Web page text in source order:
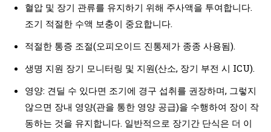
혈압 및 장기 관류를 유지하기 위해 주사액을 투여합니다.
조기 적절한 수액 보충이 중요합니다.
적절한 통증 조절(오피오이드 진통제가 종종 사용됨).
생명 지원 장기 모니터링 및 지원(산소, 장기 부전 시 ICU).
영양: 견딜 수 있다면 조기에 경구 섭취를 권장하며, 그렇지
않으면 장내 영양(관을 통한 영양 공급)을 수행하여 장이 작
동하는 것을 유지합니다. 일반적으로 장기간 단식은 더 이